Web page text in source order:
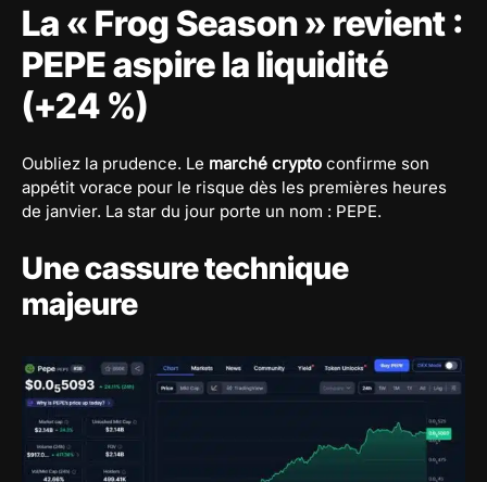
La « Frog Season » revient :
PEPE aspire la liquidité
(+24 %)
Oubliez la prudence. Le marché crypto confirme son
appétit vorace pour le risque dès les premières heures
de janvier. La star du jour porte un nom : PEPE.
Une cassure technique
majeure